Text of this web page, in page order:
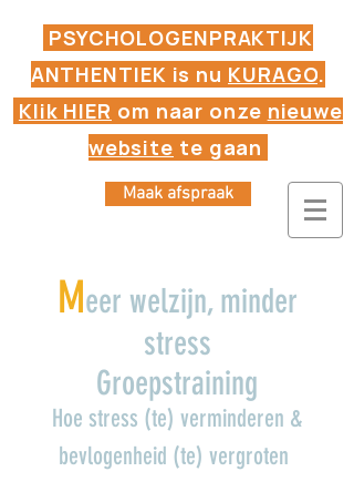
Maak afspraak
PSYCHOLOGENPRAKTIJK
ANTHENTIEK is nu KURAGO.
Klik HIER om naar onze nieuwe
website te gaan
Meer welzijn, minder
stress
Groepstraining
Hoe stress (te) verminderen &
bevlogenheid (te) vergroten